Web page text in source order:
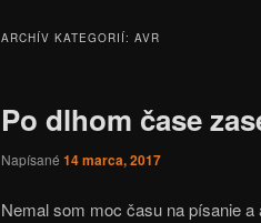
ARCHÍV KATEGORIÍ: AVR
Po dlhom čase
Napísané 14 marca, 2017
Nemal som moc času na písanie